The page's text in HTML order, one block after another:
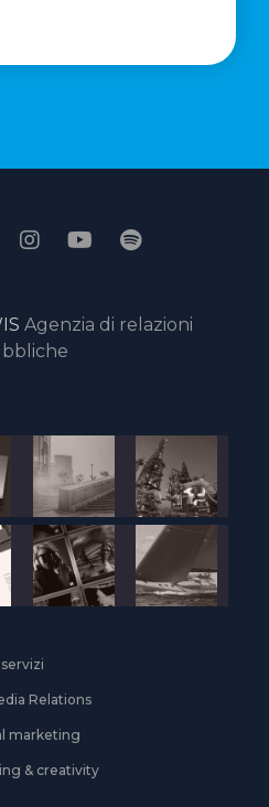
“Passione
il
della
giuria
online
Agenzia di relazioni
servizi
Relations
marketing
& creativity